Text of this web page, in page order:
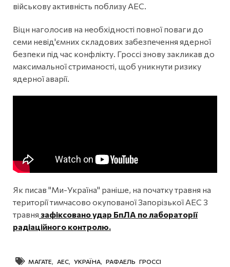
військову активність поблизу АЕС.
Віцн наголосив на необхідності повної поваги до
семи невід'ємних складових забезпечення ядерної
безпеки під час конфлікту. Гроссі знову закликав до
максимальної стриманості, щоб уникнути ризику
ядерної аварії.
Як писав "Ми-Україна" раніше, на початку травня на
території тимчасово окупованої Запорізької АЕС 3
травня зафіксовано удар БпЛА по лабораторії
радіаційного контролю.
МАГАТЕ АЕС УКРАЇНА РАФАЕЛЬ ГРОССІ